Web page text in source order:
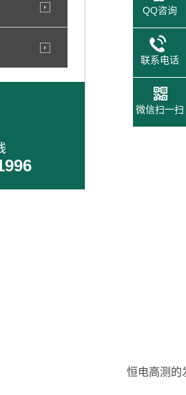
恒电高测的
QQ咨询
联系电话
微信扫一扫